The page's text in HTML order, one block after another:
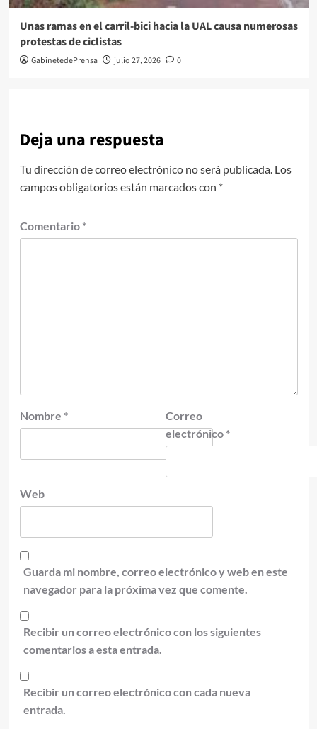
Unas ramas en el carril-bici hacia la UAL causa numerosas
protestas de ciclistas
GabinetedePrensa julio 27, 2026 0
Deja una respuesta
Tu dirección de correo electrónico no será publicada. Los
campos obligatorios están marcados con *
Comentario *
Nombre *
Correo
electrónico *
Web
Guarda mi nombre, correo electrónico y web en este
navegador para la próxima vez que comente.
Recibir un correo electrónico con los siguientes
comentarios a esta entrada.
Recibir un correo electrónico con cada nueva
entrada.